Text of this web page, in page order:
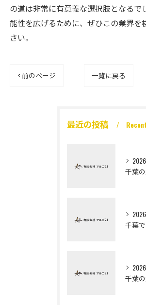
の道は非常に有意義な選択肢となるで
能性を広げるために、ぜひこの業界を
さい。
< 前のページ 一覧に戻る
最近の投稿